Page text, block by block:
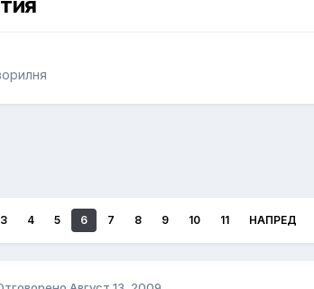
3 4 5 6 7 8 9 10 11 НАПРЕД